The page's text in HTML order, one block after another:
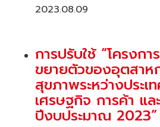
2023.08.09
การปรับใช้ “โครงกา
ขยายตัวของอุตสาห
สุขภาพระหว่างประเ
เศรษฐกิจ การค้า แ
ปีงบประมาณ 2023”